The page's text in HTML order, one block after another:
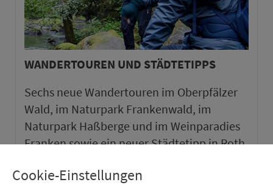
WANDERTOUREN UND STÄDTETIPPS
Sechs neue Wandertouren im Oberpfälzer
Wald, im Naturpark Frankenwald, im
Naturpark Haßberge und im Weinparadies
Franken sowie ein neuer Städtetipp in Roth.
Cookie-Einstellungen